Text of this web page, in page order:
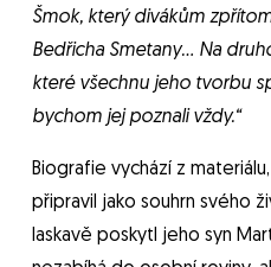
Šmok, který divákům
Bedřicha Smetany… Na
které všechnu jeho tvorbu
bychom jej poznali vždy.“
Biografie vychází z
připravil jako souhrn svého
laskavě poskytl jeho syn